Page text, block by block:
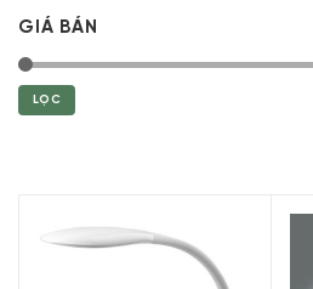
GIÁ BÁN
LỌC